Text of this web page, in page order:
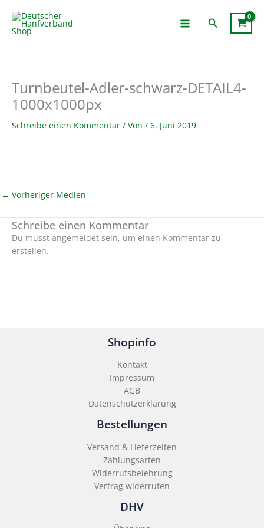
Inhalt
springen
Suchen
Turnbeutel-Adler-schwarz-DETAIL4-
1000x1000px
Schreibe einen Kommentar / Von / 6. Juni 2019
← Vorheriger Medien
Schreibe einen Kommentar
Du musst angemeldet sein, um einen Kommentar zu
erstellen.
Shopinfo
Kontakt
Impressum
AGB
Datenschutzerklärung
Bestellungen
Versand & Lieferzeiten
Zahlungsarten
Widerrufsbelehrung
Vertrag widerrufen
DHV